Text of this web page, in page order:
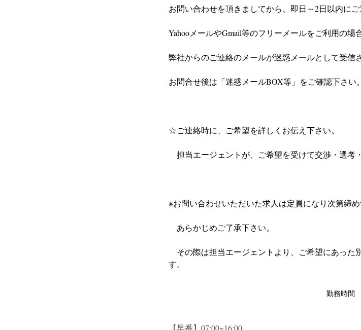
お問い合わせを頂きましてから、即日～2日以内にご
YahooメールやGmail等のフリーメールをご利用の場合
弊社からのご連絡のメールが迷惑メールとして受信
お問合せ後は「迷惑メールBOX等」をご確認下さい。
☆ご連絡時に、ご希望を詳しくお伝え下さい。
担当エージェントが、ご希望を受けて交渉・選考
※お問い合わせいただいた求人は定員になり次第締め
あらかじめご了承下さい。
その際は担当エージェントより、ご希望にあった
す。
勤務時間
【早番】07:00~16:00